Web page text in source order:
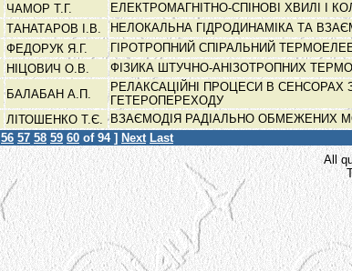
ЧАМОР Т.Г. ЕЛЕКТРОМАГНІТНО-СПІНОВІ ХВИЛІ І
ТАНАТАРОВ І.В. НЕЛОКАЛЬНА ГІДРОДИНАМІКА ТА
ФЕДОРУК Я.Г. ГІРОТРОПНИЙ СПІРАЛЬНИЙ
НІЦОВИЧ О.В. ФІЗИКА ШТУЧНО-АНІЗОТРОПНИХ
БАЛАБАН А.П.
РЕЛАКСАЦІЙНІ ПРОЦЕСИ В
ГЕТЕРОПЕРЕХОДУ
ЛІТОШЕНКО Т.Є. ВЗАЄМОДІЯ РАДІАЛЬНО ОБМЕЖЕНИХ
56 57 58 59 60 of 94 ] Next Last
All